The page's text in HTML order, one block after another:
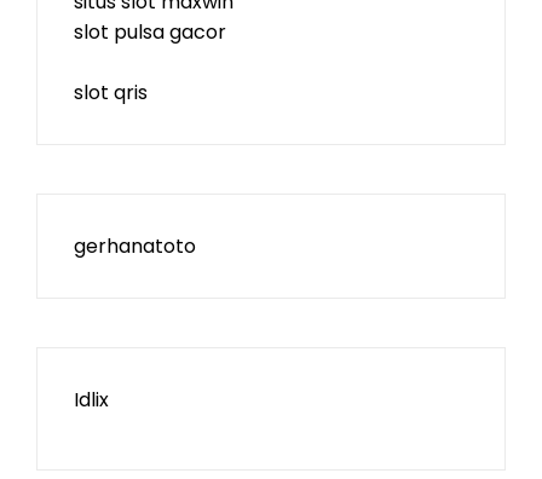
slot pulsa gacor
slot qris
gerhanatoto
Idlix